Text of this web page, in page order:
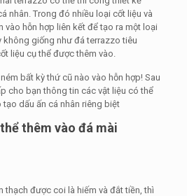
nhân. Trong đó nhiều loại cốt liệu và
vào hỗn hợp liên kết để tạo ra một loại
không giống như đá terrazzo tiêu
liệu cụ thể được thêm vào.
bất kỳ thứ cũ nào vào hỗn hợp! Sau
cho bạn thông tin các vật liệu có thể
dấu ấn cá nhân riêng biệt
thêm vào đá mài
thạch được coi là hiếm và đắt tiền, thì